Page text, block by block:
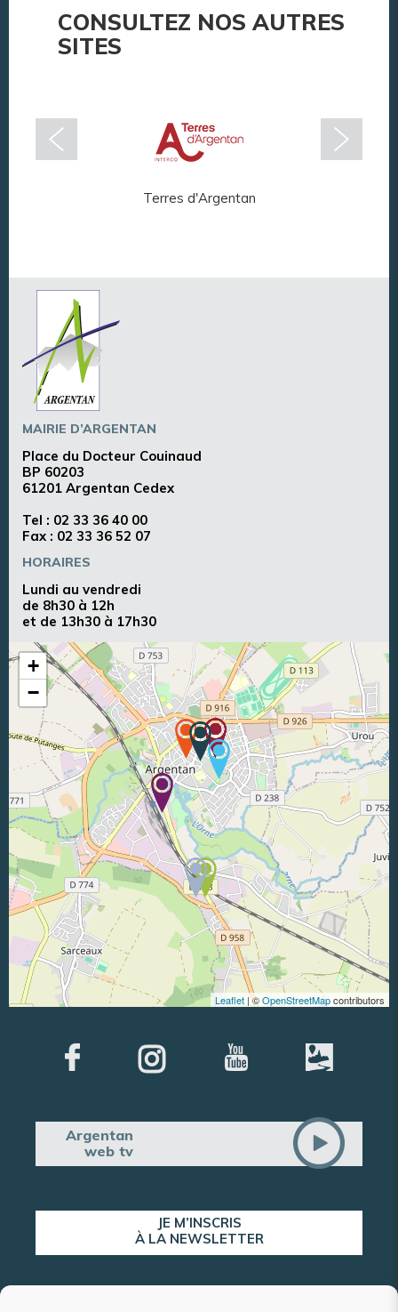
CONSULTEZ NOS AUTRES
SITES
Terres d'Argentan
MAIRIE D’ARGENTAN
Place du Docteur Couinaud
BP 60203
61201 Argentan Cedex
Tel : 02 33 36 40 00
Fax : 02 33 36 52 07
HORAIRES
Lundi au vendredi
de 8h30 à 12h
et de 13h30 à 17h30
+
−
Leaflet | ©OpenStreetMapcontributors
Argentan
web tv
JE M’INSCRIS
À LA NEWSLETTER